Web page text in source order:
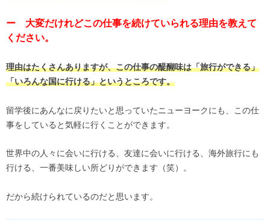
ー 大変だけれどこの仕事を続けていられる理由を教えて
ください。
理由はたくさんありますが、この仕事の醍醐味は「旅行ができる」
「いろんな国に行ける」というところです。
留学後にあんなに戻りたいと思っていたニューヨークにも、この仕
事をしていると気軽に行くことができます。
世界中の人々に会いに行ける、友達に会いに行ける、海外旅行にも
行ける、一番美味しい所どりができます（笑）。
だから続けられているのだと思います。